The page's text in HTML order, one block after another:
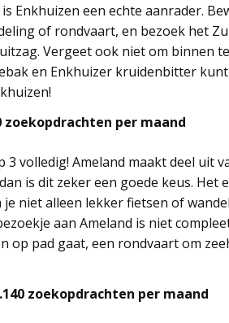
Enkhuizen een echte aanrader.
of rondvaart, en bezoek het
Vergeet ook niet om binnen
en Enkhuizer kruidenbitter
zoekopdrachten per maand
volledig! Ameland maakt deel uit
is dit zeker een goede keus. Het
niet alleen lekker fietsen of
aan Ameland is niet
op pad gaat, een rondvaart om
zoekopdrachten per maand